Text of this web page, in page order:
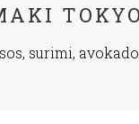
surimi,